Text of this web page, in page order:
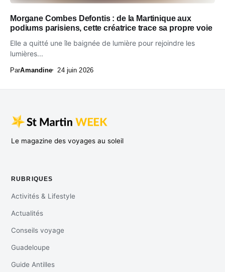
Morgane Combes Defontis : de la Martinique aux
podiums parisiens, cette créatrice trace sa propre voie
Elle a quitté une île baignée de lumière pour rejoindre les
lumières...
ParAmandine 24 juin 2026
Le magazine des voyages au soleil
RUBRIQUES
Activités & Lifestyle
Actualités
Conseils voyage
Guadeloupe
Guide Antilles